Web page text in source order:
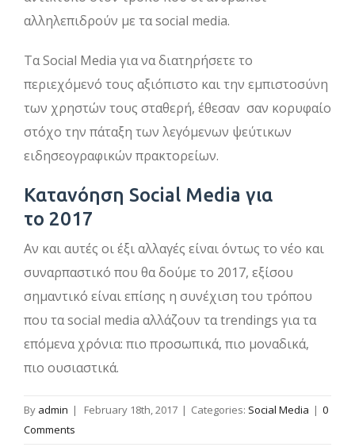
αλληλεπιδρούν με τα social media.
Τα Social Media για να διατηρήσετε το
περιεχόμενό τους αξιόπιστο και την εμπιστοσύνη
των χρηστών τους σταθερή, έθεσαν σαν κορυφαίο
στόχο την πάταξη των λεγόμενων ψεύτικων
ειδησεογραφικών πρακτορείων.
Κατανόηση Social Media για
το 2017
Αν και αυτές οι έξι αλλαγές είναι όντως το νέο και
συναρπαστικό που θα δούμε το 2017, εξίσου
σημαντικό είναι επίσης η συνέχιση του τρόπου
που τα social media αλλάζουν τα trendings για τα
επόμενα χρόνια: πιο προσωπικά, πιο μοναδικά,
πιο ουσιαστικά.
By admin | February 18th, 2017 | Categories: Social Media | 0
Comments